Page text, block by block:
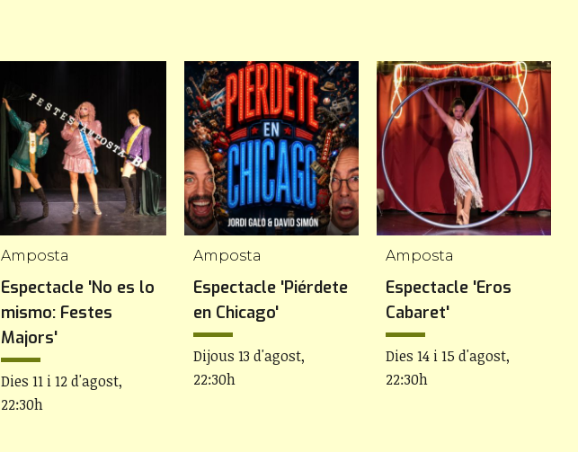
Amposta
Espectacle 'No es lo
mismo: Festes
Majors'
Dies 11 i 12 d'agost,
22:30h
Amposta
Espectacle 'Piérdete
en Chicago'
Dijous 13 d'agost,
22:30h
Amposta
Espectacle 'Eros
Cabaret'
Dies 14 i 15 d'agost,
22:30h